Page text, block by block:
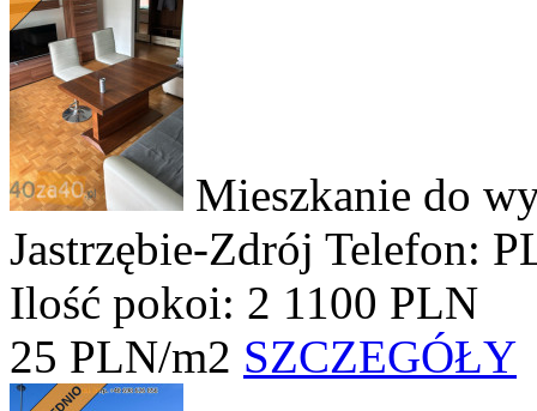
Mieszkanie do
Jastrzębie-Zdrój Telefon:
Ilość pokoi: 2 1100 PLN
25 PLN/m2 SZCZEGÓŁY